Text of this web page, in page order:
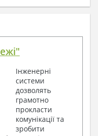
розділу
оздоблень
та специфікація
матеріалів
Інженерні
системи
дозволять
грамотно
прокласти
комунікації та
зробити